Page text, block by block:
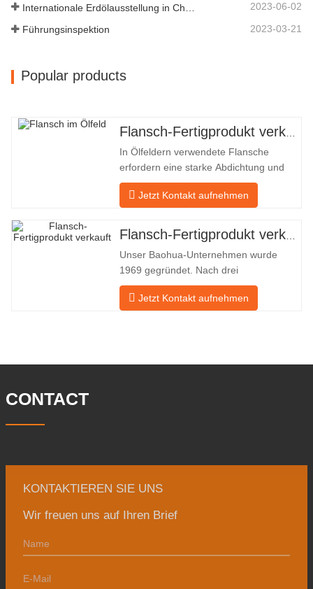
2023-06-02
Führungsinspektion 2023-03-21
Popular products
In Ölfeldern verwendete Flansche
erfordern eine starke Abdichtung und
hohe Qualität. Unser Unternehmen in
Baohua verarbeitet seit vielen Jahren
indirekt ins Ausland – nach Deutschland
und Russland. Da die inländische
Industrie nicht ideal ist, möchten wir
Jetzt Kontakt aufnehmen
Unser Baohua-Unternehmen wurde
1969 gegründet. Nach drei
Generationen harter Arbeit umfasst es
nun eine Fläche von 50.000 ㎡ und
von Schmiedestücken beträgt 30.000
Jetzt Kontakt aufnehmen
CONTACT
KONTAKTIEREN SIE UNS
Wir freuen uns auf Ihren Brief